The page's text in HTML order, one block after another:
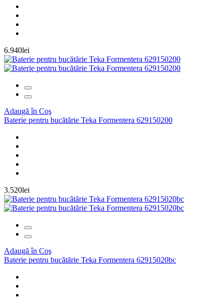
6.940lei
Adaugă în Coş
Baterie pentru bucătărie Teka Formentera 629150200
3.520lei
Adaugă în Coş
Baterie pentru bucătărie Teka Formentera 62915020bc